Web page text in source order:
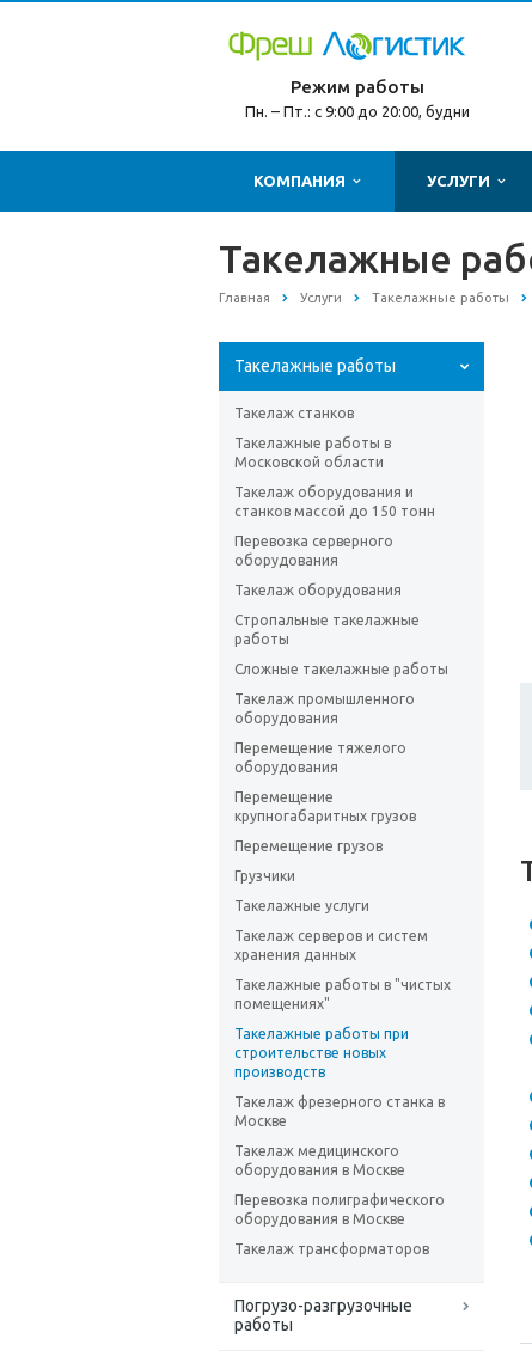
Режим работы
Пн. – Пт.: с 9:00 до 20:00, будни
КОМПАНИЯ УСЛУГИ
Такелажные
Главная Услуги Такелажные работы
Такелажные работы
Такелаж станков
Такелажные работы в
Московской области
Такелаж оборудования и
станков массой до 150 тонн
Перевозка серверного
оборудования
Такелаж оборудования
Стропальные такелажные
работы
Сложные такелажные работы
Такелаж промышленного
оборудования
Перемещение тяжелого
оборудования
Перемещение
крупногабаритных грузов
Перемещение грузов
Грузчики
Такелажные услуги
Такелаж серверов и систем
хранения данных
Такелажные работы в "чистых
помещениях"
Такелажные работы при
строительстве новых
производств
Такелаж фрезерного станка в
Москве
Такелаж медицинского
оборудования в Москве
Перевозка полиграфического
оборудования в Москве
Такелаж трансформаторов
Погрузо-разгрузочные
работы